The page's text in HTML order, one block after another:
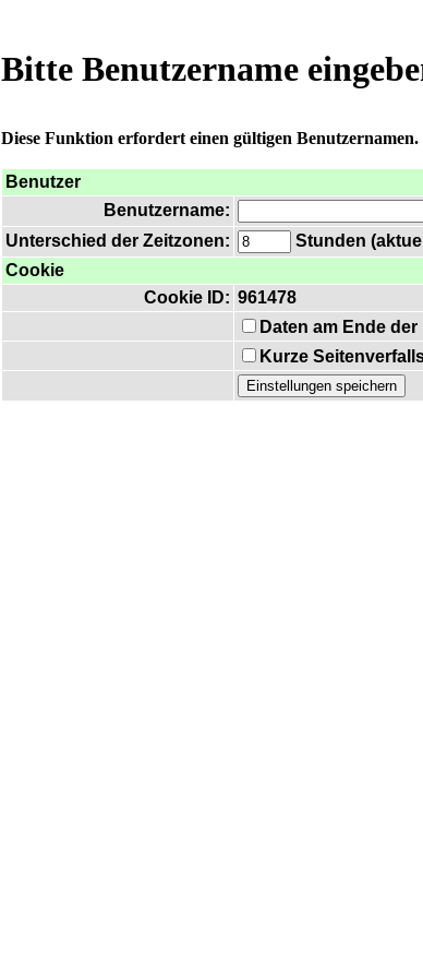
Bitte Benutzername
Diese Funktion erfordert einen gültigen
Benutzer
Benutzername:
Unterschied der Zeitzonen:
Stunden
Cookie
Cookie ID: 961478
Daten am Ende
Kurze